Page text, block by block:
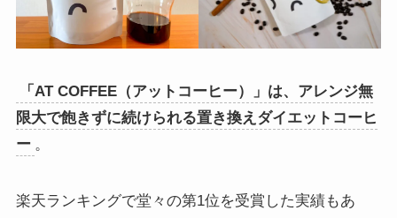
「AT COFFEE（アットコーヒー）」は、アレンジ無
限大で飽きずに続けられる置き換えダイエットコーヒ
ー 。
楽天ランキングで堂々の第1位を受賞した実績もあ